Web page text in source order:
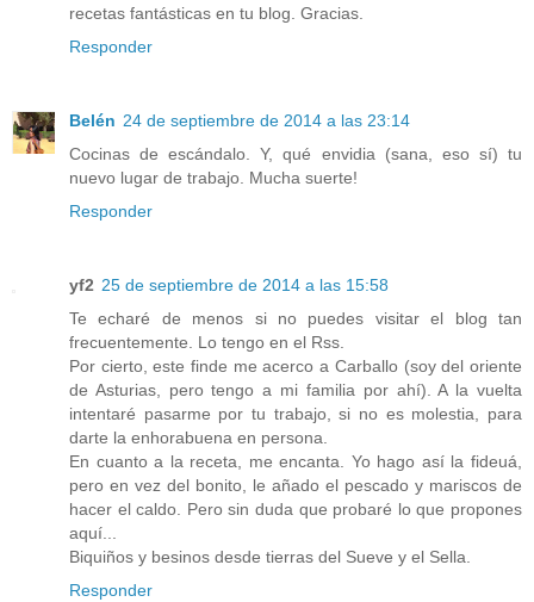
recetas fantásticas en tu blog. Gracias.
Responder
Belén 24 de septiembre de 2014 a las 23:14
Cocinas de escándalo. Y, qué envidia (sana, eso sí) tu
nuevo lugar de trabajo. Mucha suerte!
Responder
yf2 25 de septiembre de 2014 a las 15:58
Te echaré de menos si no puedes visitar el blog tan
frecuentemente. Lo tengo en el Rss.
Por cierto, este finde me acerco a Carballo (soy del oriente
de Asturias, pero tengo a mi familia por ahí). A la vuelta
intentaré pasarme por tu trabajo, si no es molestia, para
darte la enhorabuena en persona.
En cuanto a la receta, me encanta. Yo hago así la fideuá,
pero en vez del bonito, le añado el pescado y mariscos de
hacer el caldo. Pero sin duda que probaré lo que propones
aquí...
Biquiños y besinos desde tierras del Sueve y el Sella.
Responder